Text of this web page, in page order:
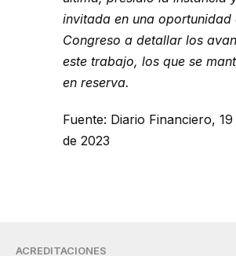
invitada en una oportunidad
Congreso a detallar los
este trabajo, los que se
en reserva.
Fuente: Diario Financiero,
de 2023
ACREDITACIONES